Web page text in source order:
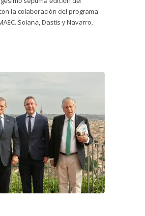
la colaboración del programa
Solana, Dastis y Navarro,